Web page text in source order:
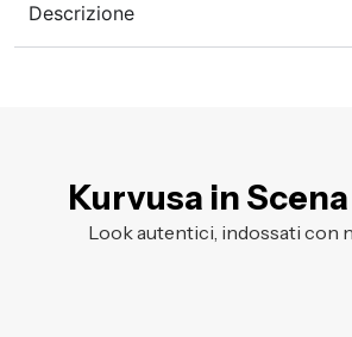
Descrizione
Kurvusa in Scena
Look autentici, indossati con